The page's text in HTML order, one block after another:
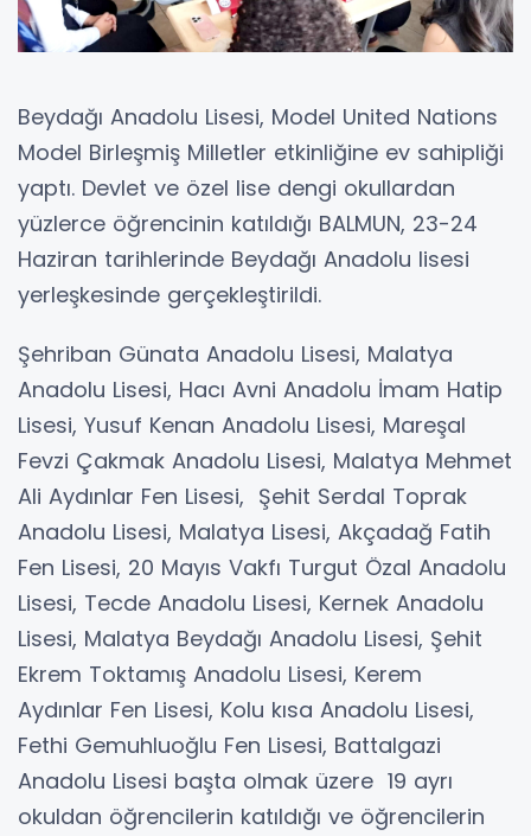
Beydağı Anadolu Lisesi, Model United Nations
Model Birleşmiş Milletler etkinliğine ev sahipliği
yaptı. Devlet ve özel lise dengi okullardan
yüzlerce öğrencinin katıldığı BALMUN, 23-24
Haziran tarihlerinde Beydağı Anadolu lisesi
yerleşkesinde gerçekleştirildi.
Şehriban Günata Anadolu Lisesi, Malatya
Anadolu Lisesi, Hacı Avni Anadolu İmam Hatip
Lisesi, Yusuf Kenan Anadolu Lisesi, Mareşal
Fevzi Çakmak Anadolu Lisesi, Malatya Mehmet
Ali Aydınlar Fen Lisesi, Şehit Serdal Toprak
Anadolu Lisesi, Malatya Lisesi, Akçadağ Fatih
Fen Lisesi, 20 Mayıs Vakfı Turgut Özal Anadolu
Lisesi, Tecde Anadolu Lisesi, Kernek Anadolu
Lisesi, Malatya Beydağı Anadolu Lisesi, Şehit
Ekrem Toktamış Anadolu Lisesi, Kerem
Aydınlar Fen Lisesi, Kolu kısa Anadolu Lisesi,
Fethi Gemuhluoğlu Fen Lisesi, Battalgazi
Anadolu Lisesi başta olmak üzere 19 ayrı
okuldan öğrencilerin katıldığı ve öğrencilerin